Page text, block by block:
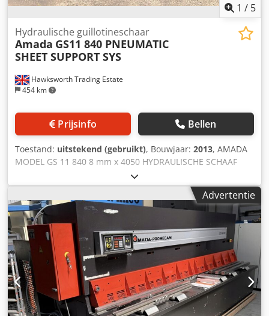
1 / 5
Hawksworth Trading Estate
454 km
Hydraulische guillotineschaar
Amada GS11 840 PNEUMATIC
SHEET SUPPORT SYS
Prijsinfo Bellen
Toestand: uitstekend (gebruikt), Bouwjaar: 2013, AMADA
MODEL GS 11 840 8 mm x 4050 HYDRAULISCHE SCHAAF
Bouwjaar: 2013 PROGRAMMEERBARE CNC SCHAAF
Capaciteit roestvrij staal: 6 mm Capaciteit aluminium: 10
mm Snijlengte: 4050 mm Gemotoriseerde achteraanslag:
1000 mm Pneumatische plaatsteunen Zij-aanslag: 1,5
meter Serienummer: Klembalk: hydraulisch Mesopening-
afstelling: standaard Dcsdpfxeyr H U Ds Aigjk Variabele
snijhoek: standaard Schaduwlijnverlichting: standaard
Gecentraliseerde smering: standaard Slagteller: standaard
Instelbare slag: standaard Motor: 16 kW Gewicht: 11.650 kg
Advertentie